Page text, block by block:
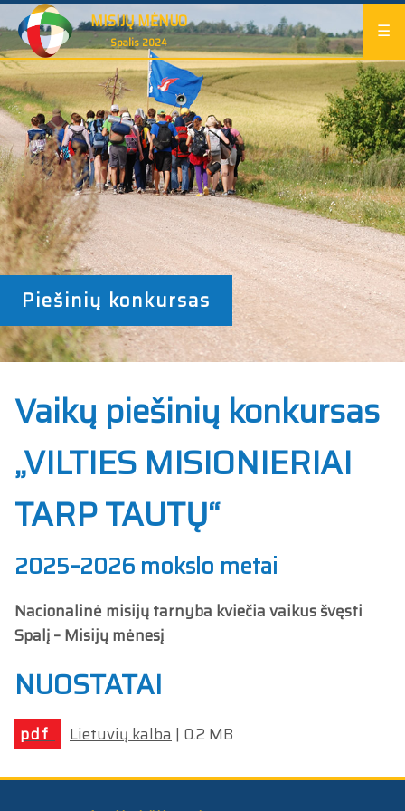
☰
MISIJŲ MĖNUO
Spalis 2024
Piešinių konkursas
Vaikų piešinių konkursas
„VILTIES MISIONIERIAI
TARP TAUTŲ“
2025–2026 mokslo metai
Nacionalinė misijų tarnyba kviečia vaikus švęsti
Spalį – Misijų mėnesį
NUOSTATAI
Lietuvių kalba | 0.2 MB